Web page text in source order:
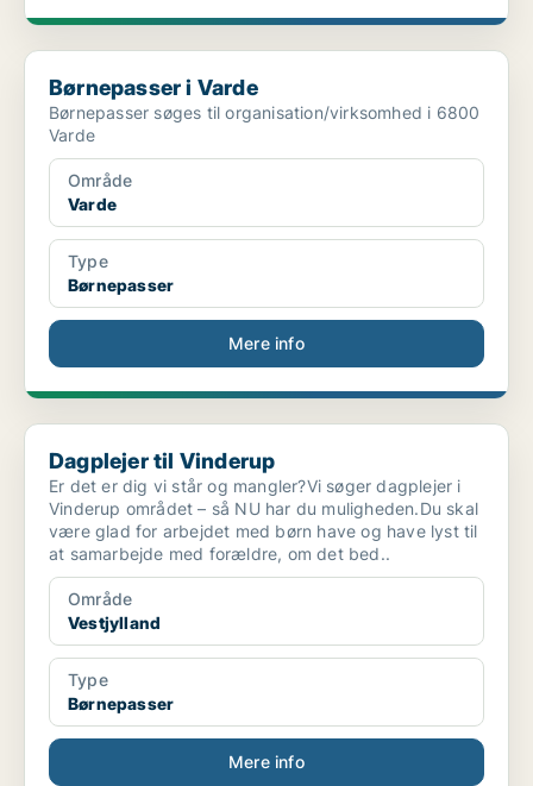
Børnepasser i Varde
Børnepasser i Varde
Børnepasser søges til organisation/virksomhed i 6800
Varde
Område
Varde
Type
Børnepasser
Mere info
Dagplejer til Vinderup
Dagplejer til Vinderup
Er det er dig vi står og mangler?Vi søger dagplejer i
Vinderup området – så NU har du muligheden.Du skal
være glad for arbejdet med børn have og have lyst til
at samarbejde med forældre, om det bed..
Område
Vestjylland
Type
Børnepasser
Mere info